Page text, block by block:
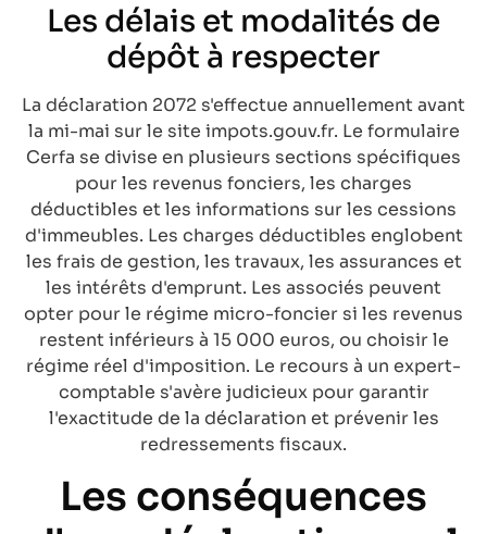
Les délais et modalités de
dépôt à respecter
La déclaration 2072 s'effectue annuellement avant
la mi-mai sur le site impots.gouv.fr. Le formulaire
Cerfa se divise en plusieurs sections spécifiques
pour les revenus fonciers, les charges
déductibles et les informations sur les cessions
d'immeubles. Les charges déductibles englobent
les frais de gestion, les travaux, les assurances et
les intérêts d'emprunt. Les associés peuvent
opter pour le régime micro-foncier si les revenus
restent inférieurs à 15 000 euros, ou choisir le
régime réel d'imposition. Le recours à un expert-
comptable s'avère judicieux pour garantir
l'exactitude de la déclaration et prévenir les
redressements fiscaux.
Les conséquences